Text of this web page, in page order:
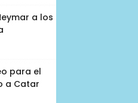
a los
para el
a Catar